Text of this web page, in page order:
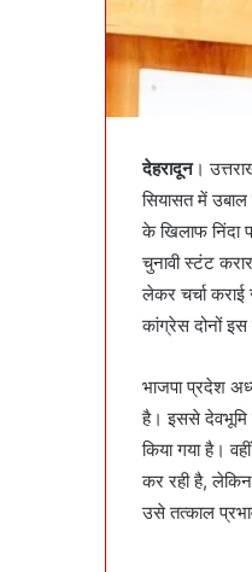
देहरादून।
सियासत में उबाल
के खिलाफ निंदा
चुनावी स्टंट
लेकर चर्चा कराई
कांग्रेस दोनों
भाजपा प्रदेश
है। इससे देवभूमि
किया गया है।
कर रही है,
उसे तत्काल